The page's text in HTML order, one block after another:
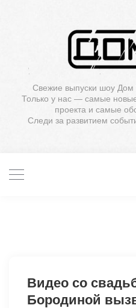
Свежие выпуски шоу
Только у нас — самые
проекта и самые
Следи за развитием
Видео со
Бородиной